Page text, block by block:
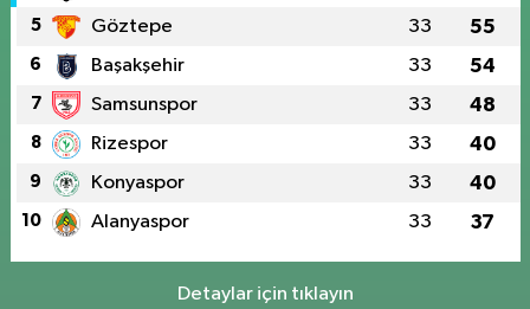
5 Göztepe 33 55
6 Başakşehir 33 54
7 Samsunspor 33 48
8 Rizespor 33 40
9 Konyaspor 33 40
10 Alanyaspor 33 37
Detaylar için tıklayın